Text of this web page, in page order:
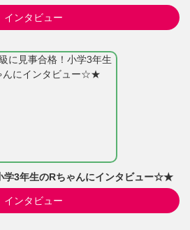
インタビュー
学3年生のRちゃんにインタビュー☆★
インタビュー